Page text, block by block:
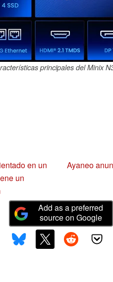
principales del Minix
en un
un
Ayaneo
Add as a preferred
source on Google